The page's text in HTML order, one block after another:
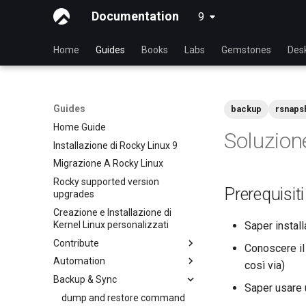
Documentation 9 latest
Home Guides Books Labs Gemstones
Guides
Home Guide
Installazione di Rocky Linux 9
Migrazione A Rocky Linux
Rocky supported version
upgrades
Creazione e Installazione di
Kernel Linux personalizzati
Contribute
Index
Guida al contributo per
principianti
Automation
anacron - Automatizzare i
comandi
Backup & Sync
dump and restore command
backup
Prerequisiti
Saper
Conoscere
così via)
Saper usare